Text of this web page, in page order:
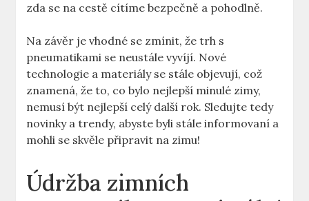
zda se na cestě cítíme bezpečně a pohodlně.
Na závěr je vhodné se zmínit, že trh s
pneumatikami se neustále vyvíjí. Nové
technologie a materiály se stále objevují, což
znamená, že to, co bylo nejlepší minulé zimy,
nemusí být nejlepší celý další rok. Sledujte tedy
novinky a trendy, abyste byli stále informovaní a
mohli se skvěle připravit na zimu!
Údržba zimních